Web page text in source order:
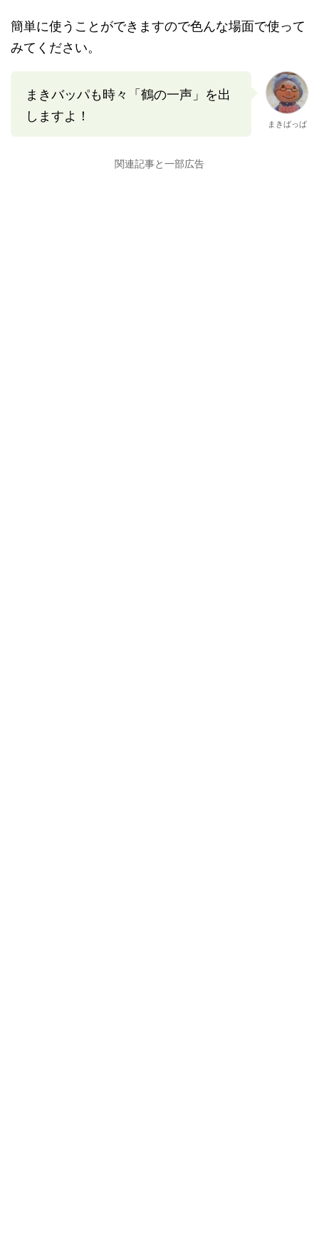
簡単に使うことができますので色んな場面で使って
みてください。
まきバッパも時々「鶴の一声」を出
しますよ！
まきばっぱ
関連記事と一部広告